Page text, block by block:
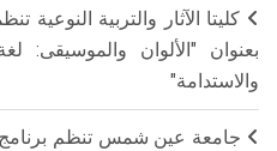
كليتا الآثار والتربية النوعية
بعنوان "الألوان والموسيقى:
والاستدامة"
جامعة عين شمس تنظم برنامج